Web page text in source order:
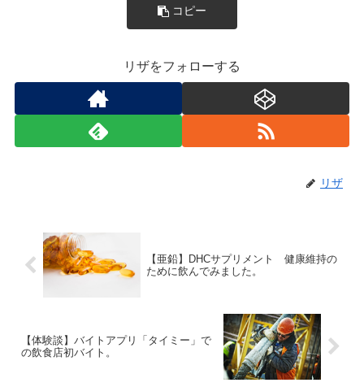
コピー
リザをフォローする
リザ
【亜鉛】DHCサプリメント 健康維持の
ために飲んでみました。
【体験談】バイトアプリ「タイミー」で
の飲食店初バイト。